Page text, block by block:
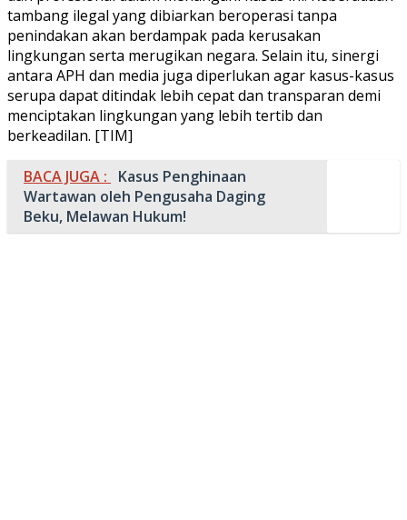
tambang ilegal yang dibiarkan beroperasi tanpa
penindakan akan berdampak pada kerusakan
lingkungan serta merugikan negara. Selain itu, sinergi
antara APH dan media juga diperlukan agar kasus-kasus
serupa dapat ditindak lebih cepat dan transparan demi
menciptakan lingkungan yang lebih tertib dan
berkeadilan. [TIM]
BACA JUGA :
Kasus Penghinaan
Wartawan oleh Pengusaha Daging
Beku, Melawan Hukum!